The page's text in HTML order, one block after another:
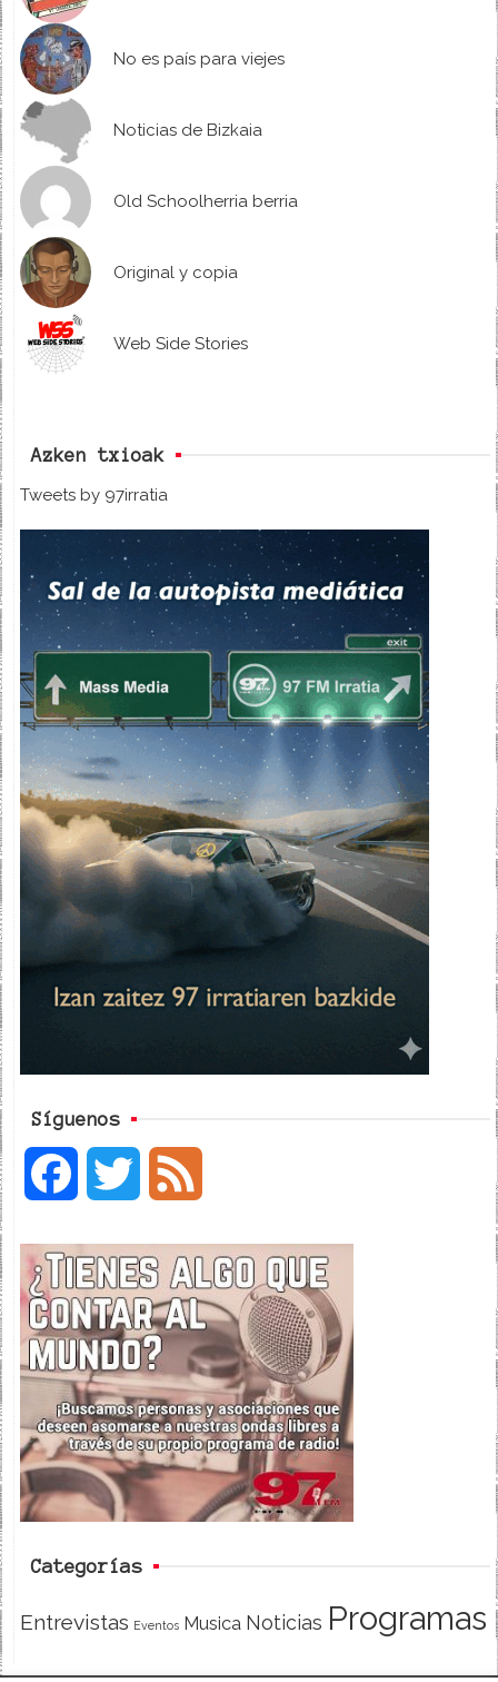
No es país para viejes
Noticias de Bizkaia
Old Schoolherria berria
Original y copia
Web Side Stories
Azken txioak
Tweets by 97irratia
Síguenos
c
e
b
o
o
i
t
t
e
e
d
Categorías
Entrevistas Eventos Musica Noticias Programas